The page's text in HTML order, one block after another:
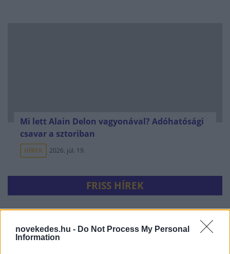
novekedes.hu - Do Not Process My Personal
Information
Mi lett Alain Delon vagyonával? Adóhatósági
csavar a sztoriban
HÍREK 2026. júl. 19.
FRISS HÍREK
Bizarr baleset történt a budapesti metrón
HÍREK egy órája